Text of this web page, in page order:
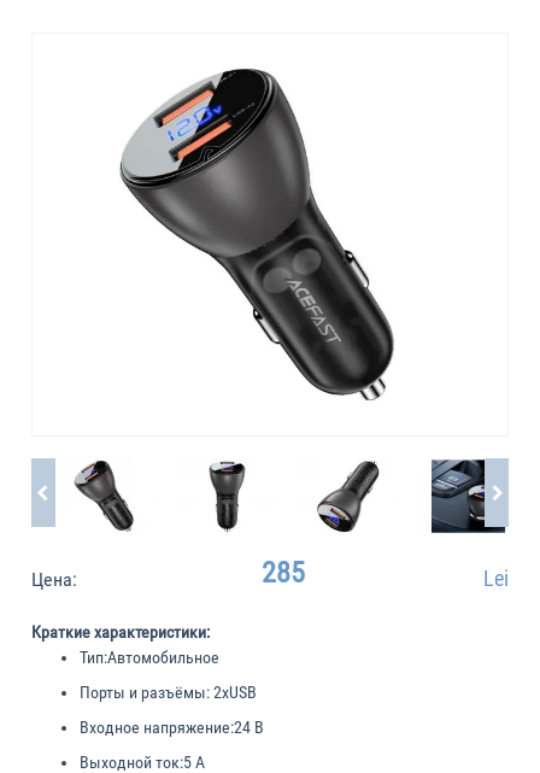
Цена: 285 Lei
Краткие характеристики:
Тип:Автомобильное
Порты и разъёмы:2xUSB
Входное напряжение:24 В
Выходной ток:5 А